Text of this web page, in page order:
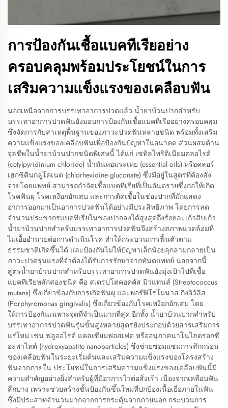
การป้องกันเชื้อแบคทีเรียอย่าง
ครอบคลุมพร้อมประโยชน์ในการ
เสริมความแข็งแรงของเคลือบฟัน
นอกเหนือจากการบรรเทาอาการปวดแล้ว น้ำยาบ้วนปากสำหรับ
บรรเทาอาการปวดฟันยังมอบการป้องกันเชื้อแบคทีเรียอย่างครอบคลุม
ซึ่งจัดการกับสาเหตุพื้นฐานของภาวะปวดฟันหลายชนิด พร้อมทั้งเสริม
ความแข็งแรงของเคลือบฟันเพื่อป้องกันปัญหาในอนาคต ส่วนผสมต้าน
จุลชีพในน้ำยาบ้วนปากชนิดพิเศษนี้ ได้แก่ เซทิลไพริดิเนียมคลอไรด์
(cetylpyridinium chloride) น้ำมันหอมระเหย (essential oils) หรือคลอร์
เฮกซิดีนกลูโคเนต (chlorhexidine gluconate) ซึ่งมีอยู่ในสูตรที่ต้องสั่ง
จ่ายโดยแพทย์ สามารถกำจัดเชื้อแบคทีเรียที่เป็นอันตรายซึ่งก่อให้เกิด
โรคฟันผุ โรคเหงือกอักเสบ และการติดเชื้อในช่องปากที่มักแสดง
อาการออกมาเป็นอาการปวดฟันได้อย่างมีประสิทธิภาพ โดยการลด
จำนวนประชากรแบคทีเรียในช่องปากลงได้สูงสุดถึงร้อยละเก้าสิบเก้า
น้ำยาบ้วนปากสำหรับบรรเทาอาการปวดฟันจึงสร้างสภาพแวดล้อมที่
ไม่เอื้ออำนวยต่อการดำเนินโรค ทำให้กระบวนการฟื้นตัวตาม
ธรรมชาติเกิดขึ้นได้ และป้องกันไม่ให้ปัญหาเล็กน้อยลุกลามกลายเป็น
ภาวะปวดรุนแรงที่จำต้องได้รับการรักษาจากทันตแพทย์ นอกจากนี้
สูตรน้ำยาบ้วนปากสำหรับบรรเทาอาการปวดฟันยังมุ่งเป้าไปที่เชื้อ
แบคทีเรียหลักสองชนิด คือ สเตรปโตคอคคัส มิวแทนส์ (Streptococcus
mutans) ซึ่งเกี่ยวข้องกับการเกิดฟันผุ และพอร์ฟิโรโมนาส กิงจิวัลิส
(Porphyromonas gingivalis) ซึ่งเกี่ยวข้องกับโรคเหงือกอักเสบ โดย
ให้การป้องกันเฉพาะจุดที่จำเป็นมากที่สุด อีกทั้ง น้ำยาบ้วนปากสำหรับ
บรรเทาอาการปวดฟันรุ่นขั้นสูงหลายสูตรยังประกอบด้วยสารเสริมการ
แร่ใหม่ เช่น ฟลูออไรด์ แคลเซียมฟอสเฟต หรืออนุภาคนาโนไฮดรอกซี
อะพาไทต์ (hydroxyapatite nanoparticles) ซึ่งช่วยซ่อมแซมการสึกกร่อน
ของเคลือบฟันในระยะเริ่มต้นและเสริมความแข็งแรงของโครงสร้าง
ฟันจากภายใน ประโยชน์ในการเสริมความแข็งแรงของเคลือบฟันนี้มี
ความสำคัญอย่างยิ่งสำหรับผู้ที่มีอาการไวต่อสิ่งเร้า เนื่องจากเคลือบฟัน
สึกบาง เพราะช่วยสร้างชั้นป้องกันขึ้นใหม่ที่ปกป้องเนื้อเยื่อภายในฟัน
ซึ่งมีประสาทจำนวนมากจากการกระตุ้นจากภายนอก กระบวนการ